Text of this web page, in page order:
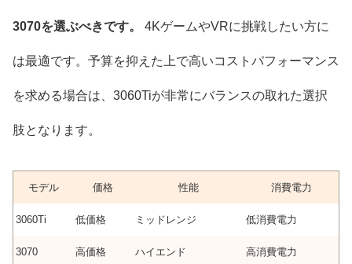
3070を選ぶべきです。 4KゲームやVRに挑戦したい方に
は最適です。予算を抑えた上で高いコストパフォーマンス
を求める場合は、3060Tiが非常にバランスの取れた選択
肢となります。
モデル 価格 性能 消費電力
3060Ti 低価格 ミッドレンジ 低消費電力
3070 高価格 ハイエンド 高消費電力